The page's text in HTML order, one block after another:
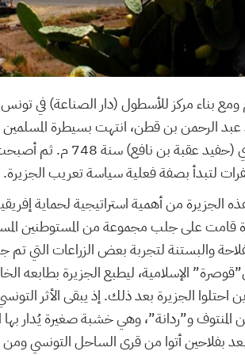
بداية من سنة 707م ومع بناء مركز للأسطول (دار
الرحمن بن قطن، انتهت بسيطرة المسلمين
الرحمان بن حبيب
لتبدأ بصفة فعلية سياسة تعريب الجزيرة.
الجزيرة من أهمية استراتيجية لحماية
قامت على جلب مجموعة من المستوطنين
والبستنة لتجربة بعض الزراعات التي
الإسلامية، ليطبع الجزيرة بطابعه
احتلوا الجزيرة بعد ذلك. إذ يبقى الأثر
و”ردانة”، وهي خشبة صغيرة يُدار
بفلاحين أتوا من قرى الساحل التونسي ومن